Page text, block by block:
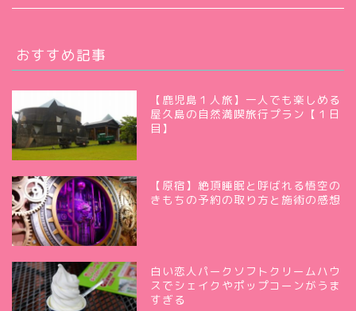
おすすめ記事
【鹿児島１人旅】一人でも楽しめる
屋久島の自然満喫旅行プラン【１日
目】
【原宿】絶頂睡眠と呼ばれる悟空の
きもちの予約の取り方と施術の感想
白い恋人パークソフトクリームハウ
スでシェイクやポップコーンがうま
すぎる